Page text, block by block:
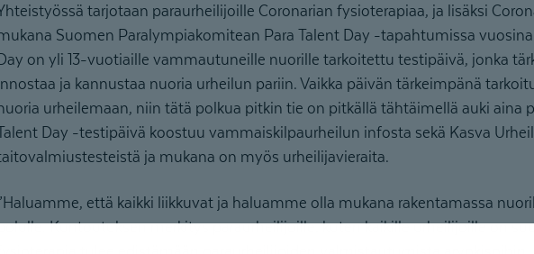
tarjotaan paraurheilijoille Coronarian fysioterapiaa, ja lisäksi
Suomen Paralympiakomitean Para Talent Day -tapahtumissa vuosina
on yli 13-vuotiaille vammautuneille nuorille tarkoitettu testipäivä, jonka
ja kannustaa nuoria urheilun pariin. Vaikka päivän tärkeimpänä
urheilemaan, niin tätä polkua pitkin tie on pitkällä tähtäimellä auki aina
Day -testipäivä koostuu vammaiskilpaurheilun infosta sekä Kasva
ja mukana on myös urheilijavieraita.
että kaikki liikkuvat ja haluamme olla mukana rakentamassa
Kuntoutuksen merkitys paraurheilijoille, kuten kaikille urheilijoille on